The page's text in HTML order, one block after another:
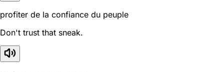
profiter de la confiance du peuple
Don't trust that sneak.